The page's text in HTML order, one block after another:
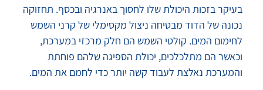
בעיקר בזכות היכולת שלו לחסוך באנרגיה ובכסף. תחזוקה
נכונה של הדוד מבטיחה ניצול מקסימלי של קרני השמש
לחימום המים. קולטי השמש הם חלק מרכזי במערכת,
וכאשר הם מתלכלכים, יכולת הספיגה שלהם פוחתת
והמערכת נאלצת לעבוד קשה יותר כדי לחמם את המים.